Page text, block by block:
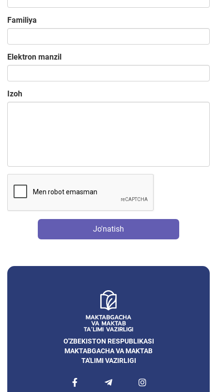
Familiya
Elektron manzil
Izoh
Jo'natish
O'ZBEKISTON RESPUBLIKASI
MAKTABGACHA VA MAKTAB
TA'LIMI VAZIRLIGI